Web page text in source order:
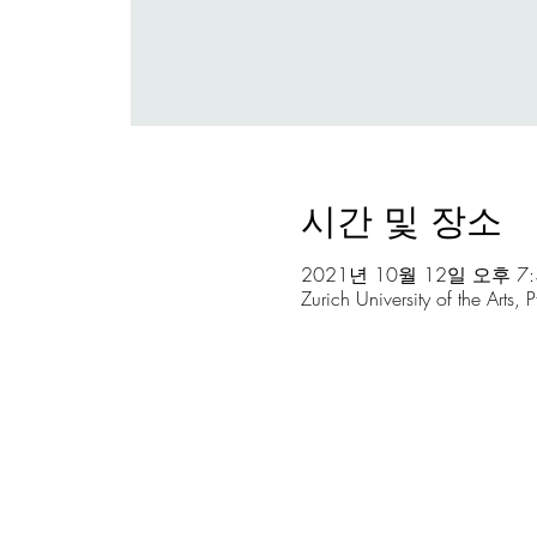
시간 및 장소
2021년 10월 12일 오후
Zurich University of the Arts,